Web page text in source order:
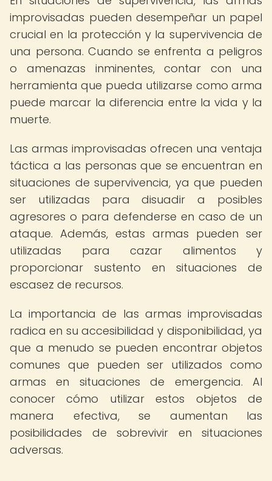
improvisadas pueden desempeñar un papel
crucial en la protección y la supervivencia de
una persona. Cuando se enfrenta a peligros
o amenazas inminentes, contar con una
herramienta que pueda utilizarse como arma
puede marcar la diferencia entre la vida y la
muerte.
Las armas improvisadas ofrecen una ventaja
táctica a las personas que se encuentran en
situaciones de supervivencia, ya que pueden
ser utilizadas para disuadir a posibles
agresores o para defenderse en caso de un
ataque. Además, estas armas pueden ser
utilizadas para cazar alimentos y
proporcionar sustento en situaciones de
escasez de recursos.
La importancia de las armas improvisadas
radica en su accesibilidad y disponibilidad, ya
que a menudo se pueden encontrar objetos
comunes que pueden ser utilizados como
armas en situaciones de emergencia. Al
conocer cómo utilizar estos objetos de
manera efectiva, se aumentan las
posibilidades de sobrevivir en situaciones
adversas.